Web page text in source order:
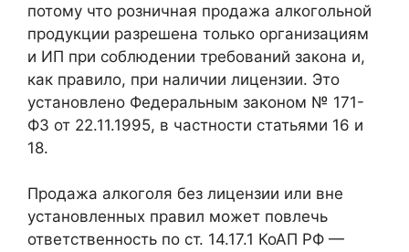
потому что розничная продажа алкогольной
продукции разрешена только организациям
и ИП при соблюдении требований закона и,
как правило, при наличии лицензии. Это
установлено Федеральным законом № 171-
ФЗ от 22.11.1995, в частности статьями 16 и
18.
Продажа алкоголя без лицензии или вне
установленных правил может повлечь
ответственность по ст. 14.17.1 КоАП РФ —